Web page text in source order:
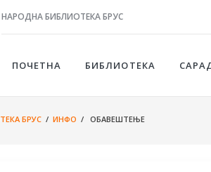
НАРОДНА БИБЛИОТЕКА БРУС
ПОЧЕТНА БИБЛИОТЕКА
БРУС / ИНФО / ОБАВЕШТЕЊЕ